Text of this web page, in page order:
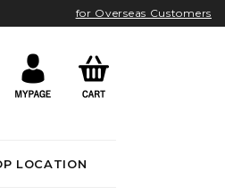
for Overseas Customers
LOCATION